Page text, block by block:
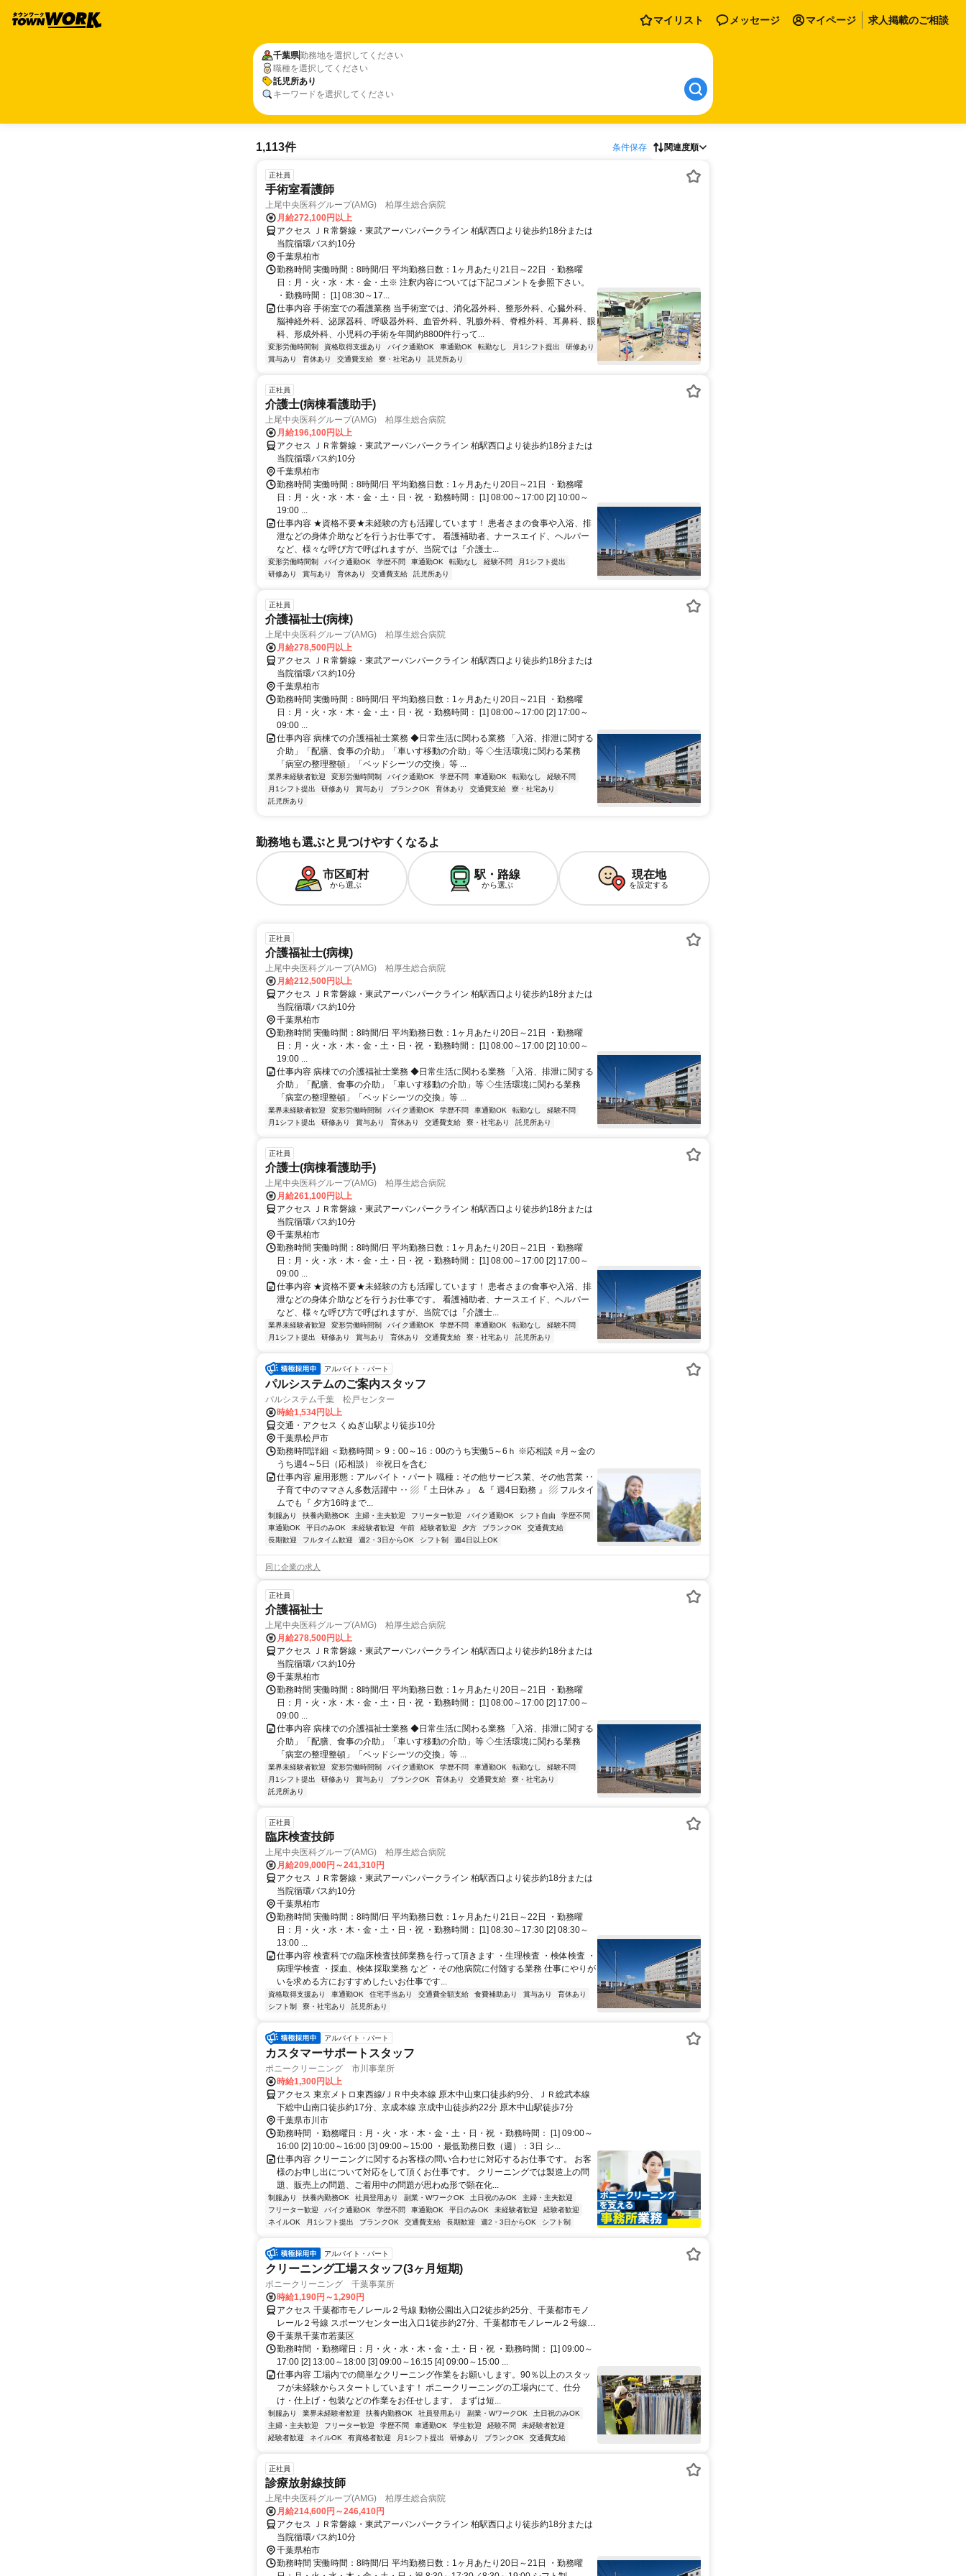
マイリスト メッセージ マイページ 求人掲載のご相談
千葉県勤務地を選択してください
職種を選択してください
託児所あり
キーワードを選択してください
1,113件 条件保存 関連度順
正社員
手術室看護師
上尾中央医科グループ(AMG) 柏厚生総合病院
月給272,100円以上
アクセス ＪＲ常磐線・東武アーバンパークライン 柏駅西口より徒歩約18分または
当院循環バス約10分
千葉県柏市
勤務時間 実働時間：8時間/日 平均勤務日数：1ヶ月あたり21日～22日 ・勤務曜
日：月・火・水・木・金・土※ 注釈内容については下記コメントを参照下さい。
・勤務時間： [1] 08:30～17...
仕事内容 手術室での看護業務 当手術室では、消化器外科、整形外科、心臓外科、
脳神経外科、泌尿器科、呼吸器外科、血管外科、乳腺外科、脊椎外科、耳鼻科、眼
科、形成外科、小児科の手術を年間約8800件行って...
変形労働時間制 資格取得支援あり バイク通勤OK 車通勤OK 転勤なし 月1シフト提出
研修あり
賞与あり
育休あり 交通費支給 寮・社宅あり 託児所あり
正社員
介護士(病棟看護助手)
上尾中央医科グループ(AMG) 柏厚生総合病院
月給196,100円以上
アクセス ＪＲ常磐線・東武アーバンパークライン 柏駅西口より徒歩約18分または
当院循環バス約10分
千葉県柏市
勤務時間 実働時間：8時間/日 平均勤務日数：1ヶ月あたり20日～21日 ・勤務曜
日：月・火・水・木・金・土・日・祝 ・勤務時間： [1] 08:00～17:00 [2] 10:00～
19:00 ...
仕事内容 ★資格不要★未経験の方も活躍しています！ 患者さまの食事や入浴、排
泄などの身体介助などを行うお仕事です。 看護補助者、ナースエイド、ヘルパー
など、様々な呼び方で呼ばれますが、当院では『介護士...
変形労働時間制 バイク通勤OK 学歴不問 車通勤OK 転勤なし 経験不問
月1シフト提出
研修あり
賞与あり 育休あり 交通費支給 託児所あり
正社員
介護福祉士(病棟)
上尾中央医科グループ(AMG) 柏厚生総合病院
月給278,500円以上
アクセス ＪＲ常磐線・東武アーバンパークライン 柏駅西口より徒歩約18分または
当院循環バス約10分
千葉県柏市
勤務時間 実働時間：8時間/日 平均勤務日数：1ヶ月あたり20日～21日 ・勤務曜
日：月・火・水・木・金・土・日・祝 ・勤務時間： [1] 08:00～17:00 [2] 17:00～
09:00 ...
仕事内容 病棟での介護福祉士業務 ◆日常生活に関わる業務 「入浴、排泄に関する
介助」「配膳、食事の介助」「車いす移動の介助」等 ◇生活環境に関わる業務
「病室の整理整頓」「ベッドシーツの交換」等 ...
業界未経験者歓迎 変形労働時間制 バイク通勤OK 学歴不問 車通勤OK 転勤なし
経験不問
月1シフト提出
研修あり 賞与あり ブランクOK 育休あり 交通費支給
寮・社宅あり
託児所あり
勤務地も選ぶと見つけやすくなるよ
市区町村
から選ぶ
駅・路線
から選ぶ
現在地
を設定する
正社員
介護福祉士(病棟)
上尾中央医科グループ(AMG) 柏厚生総合病院
月給212,500円以上
アクセス ＪＲ常磐線・東武アーバンパークライン 柏駅西口より徒歩約18分または
当院循環バス約10分
千葉県柏市
勤務時間 実働時間：8時間/日 平均勤務日数：1ヶ月あたり20日～21日 ・勤務曜
日：月・火・水・木・金・土・日・祝 ・勤務時間： [1] 08:00～17:00 [2] 10:00～
19:00 ...
仕事内容 病棟での介護福祉士業務 ◆日常生活に関わる業務 「入浴、排泄に関する
介助」「配膳、食事の介助」「車いす移動の介助」等 ◇生活環境に関わる業務
「病室の整理整頓」「ベッドシーツの交換」等 ...
業界未経験者歓迎 変形労働時間制 バイク通勤OK 学歴不問 車通勤OK 転勤なし
経験不問
月1シフト提出
研修あり 賞与あり 育休あり 交通費支給 寮・社宅あり 託児所あり
正社員
介護士(病棟看護助手)
上尾中央医科グループ(AMG) 柏厚生総合病院
月給261,100円以上
アクセス ＪＲ常磐線・東武アーバンパークライン 柏駅西口より徒歩約18分または
当院循環バス約10分
千葉県柏市
勤務時間 実働時間：8時間/日 平均勤務日数：1ヶ月あたり20日～21日 ・勤務曜
日：月・火・水・木・金・土・日・祝 ・勤務時間： [1] 08:00～17:00 [2] 17:00～
09:00 ...
仕事内容 ★資格不要★未経験の方も活躍しています！ 患者さまの食事や入浴、排
泄などの身体介助などを行うお仕事です。 看護補助者、ナースエイド、ヘルパー
など、様々な呼び方で呼ばれますが、当院では『介護士...
業界未経験者歓迎 変形労働時間制 バイク通勤OK 学歴不問 車通勤OK 転勤なし
経験不問
月1シフト提出
研修あり 賞与あり 育休あり 交通費支給 寮・社宅あり 託児所あり
アルバイト・パート
パルシステムのご案内スタッフ
パルシステム千葉 松戸センター
時給1,534円以上
交通・アクセス くぬぎ山駅より徒歩10分
千葉県松戸市
勤務時間詳細 ＜勤務時間＞ 9：00～16：00のうち実働5～6ｈ ※応相談 ⭐月～金の
うち週4～5日（応相談） ※祝日を含む
仕事内容 雇用形態：アルバイト・パート 職種：その他サービス業、その他営業 ‥
子育て中のママさん多数活躍中 ‥ ▨『 土日休み 』 ＆『 週4日勤務 』 ▨ フルタイ
ムでも『 夕方16時まで...
制服あり 扶養内勤務OK 主婦・主夫歓迎 フリーター歓迎 バイク通勤OK シフト自由
学歴不問
車通勤OK
平日のみOK 未経験者歓迎 午前 経験者歓迎 夕方 ブランクOK
交通費支給
長期歓迎
フルタイム歓迎 週2・3日からOK シフト制 週4日以上OK
同じ企業の求人
正社員
介護福祉士
上尾中央医科グループ(AMG) 柏厚生総合病院
月給278,500円以上
アクセス ＪＲ常磐線・東武アーバンパークライン 柏駅西口より徒歩約18分または
当院循環バス約10分
千葉県柏市
勤務時間 実働時間：8時間/日 平均勤務日数：1ヶ月あたり20日～21日 ・勤務曜
日：月・火・水・木・金・土・日・祝 ・勤務時間： [1] 08:00～17:00 [2] 17:00～
09:00 ...
仕事内容 病棟での介護福祉士業務 ◆日常生活に関わる業務 「入浴、排泄に関する
介助」「配膳、食事の介助」「車いす移動の介助」等 ◇生活環境に関わる業務
「病室の整理整頓」「ベッドシーツの交換」等 ...
業界未経験者歓迎 変形労働時間制 バイク通勤OK 学歴不問 車通勤OK 転勤なし
経験不問
月1シフト提出
研修あり 賞与あり ブランクOK 育休あり 交通費支給
寮・社宅あり
託児所あり
正社員
臨床検査技師
上尾中央医科グループ(AMG) 柏厚生総合病院
月給209,000円～241,310円
アクセス ＪＲ常磐線・東武アーバンパークライン 柏駅西口より徒歩約18分または
当院循環バス約10分
千葉県柏市
勤務時間 実働時間：8時間/日 平均勤務日数：1ヶ月あたり21日～22日 ・勤務曜
日：月・火・水・木・金・土・日・祝 ・勤務時間： [1] 08:30～17:30 [2] 08:30～
13:00 ...
仕事内容 検査科での臨床検査技師業務を行って頂きます ・生理検査 ・検体検査 ・
病理学検査 ・採血、検体採取業務 など ・その他病院に付随する業務 仕事にやりが
いを求める方におすすめしたいお仕事です...
資格取得支援あり 車通勤OK 住宅手当あり 交通費全額支給 食費補助あり 賞与あり
育休あり
シフト制
寮・社宅あり 託児所あり
アルバイト・パート
カスタマーサポートスタッフ
ポニークリーニング 市川事業所
時給1,300円以上
アクセス 東京メトロ東西線/ＪＲ中央本線 原木中山東口徒歩約9分、ＪＲ総武本線
下総中山南口徒歩約17分、京成本線 京成中山徒歩約22分 原木中山駅徒歩7分
千葉県市川市
勤務時間 ・勤務曜日：月・火・水・木・金・土・日・祝 ・勤務時間： [1] 09:00～
16:00 [2] 10:00～16:00 [3] 09:00～15:00 ・最低勤務日数（週）：3日 シ...
仕事内容 クリーニングに関するお客様の問い合わせに対応するお仕事です。 お客
様のお申し出について対応をして頂くお仕事です。 クリーニングでは製造上の問
題、販売上の問題、ご着用中の問題が思わぬ形で顕在化...
制服あり 扶養内勤務OK 社員登用あり 副業・WワークOK 土日祝のみOK
主婦・主夫歓迎
フリーター歓迎
バイク通勤OK 学歴不問 車通勤OK 平日のみOK 未経験者歓迎
経験者歓迎
ネイルOK
月1シフト提出 ブランクOK 交通費支給 長期歓迎 週2・3日からOK シフト制
アルバイト・パート
クリーニング工場スタッフ(3ヶ月短期)
ポニークリーニング 千葉事業所
時給1,190円～1,290円
アクセス 千葉都市モノレール２号線 動物公園出入口2徒歩約25分、千葉都市モノ
レール２号線 スポーツセンター出入口1徒歩約27分、千葉都市モノレール２号線
みつわ台出入口1徒歩約27分 総武・京成線〈稲毛駅〉より京成バス『山王町』行
→「草野小学校入口」より徒歩10分
千葉県千葉市若葉区
勤務時間 ・勤務曜日：月・火・水・木・金・土・日・祝 ・勤務時間： [1] 09:00～
17:00 [2] 13:00～18:00 [3] 09:00～16:15 [4] 09:00～15:00 ...
仕事内容 工場内での簡単なクリーニング作業をお願いします。90％以上のスタッ
フが未経験からスタートしています！ ポニークリーニングの工場内にて、仕分
け・仕上げ・包装などの作業をお任せします。 まずは短...
制服あり 業界未経験者歓迎 扶養内勤務OK 社員登用あり 副業・WワークOK
土日祝のみOK
主婦・主夫歓迎
フリーター歓迎 学歴不問 車通勤OK 学生歓迎 経験不問
未経験者歓迎
経験者歓迎
ネイルOK 有資格者歓迎 月1シフト提出 研修あり ブランクOK 交通費支給
正社員
診療放射線技師
上尾中央医科グループ(AMG) 柏厚生総合病院
月給214,600円～246,410円
アクセス ＪＲ常磐線・東武アーバンパークライン 柏駅西口より徒歩約18分または
当院循環バス約10分
千葉県柏市
勤務時間 実働時間：8時間/日 平均勤務日数：1ヶ月あたり20日～21日 ・勤務曜